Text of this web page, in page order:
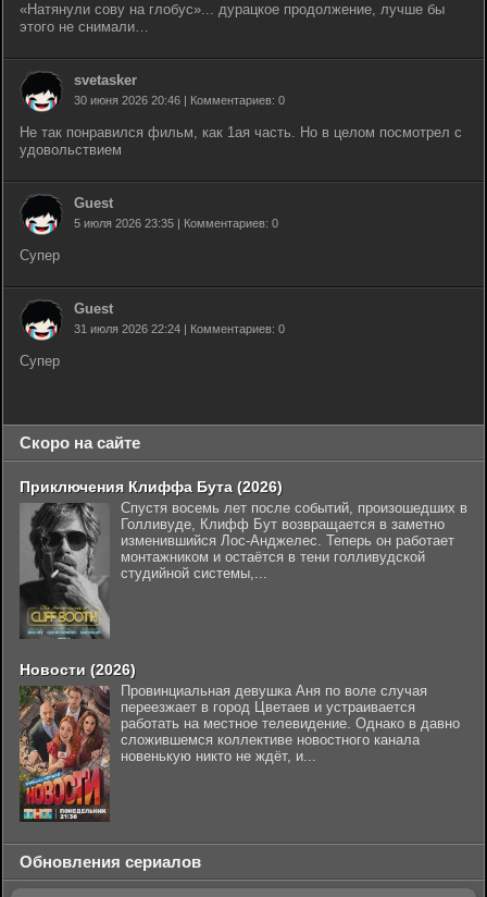
«Натянули сову на глобус»... дурацкое продолжение, лучше бы
этого не снимали…
svetasker
30 июня 2026 20:46 | Комментариев: 0
Не так понравился фильм, как 1ая часть. Но в целом посмотрел с
удовольствием
Guest
5 июля 2026 23:35 | Комментариев: 0
Супер
Guest
31 июля 2026 22:24 | Комментариев: 0
Супер
Скоро на сайте
Приключения Клиффа Бута (2026)
Спустя восемь лет после событий, произошедших в
Голливуде, Клифф Бут возвращается в заметно
изменившийся Лос-Анджелес. Теперь он работает
монтажником и остаётся в тени голливудской
студийной системы,...
Новости (2026)
Провинциальная девушка Аня по воле случая
переезжает в город Цветаев и устраивается
работать на местное телевидение. Однако в давно
сложившемся коллективе новостного канала
новенькую никто не ждёт, и...
Обновления сериалов